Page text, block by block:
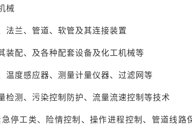
械
法兰、管道、软管及其连接装置
装配、及各种配套设备及化工机械等
温度感应器、测量计量仪器、过滤网等
检测、污染控制防护、流量流速控制等技术
停工类、险情控制、操作进程控制、管道线路